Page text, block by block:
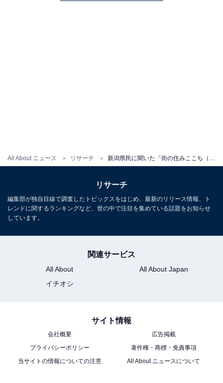
All About ニュース リサーチ
リサーチ
編集部が独自目線で調査したトピックスをはじめ、最新のリリース情報、ト
レンドに関するランキングなど、世の中で注目を集めている話題をお知らせ
しています。
関連サービス
All About
All About Japan
イチオシ
サイト情報
会社概要
広告掲載
プライバシーポリシー
著作権・商標・免責事項
当サイトの情報についての注意
All About ニュースについて